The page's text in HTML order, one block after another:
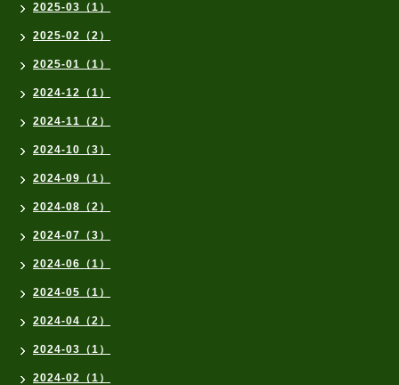
2025-03（1）
2025-02（2）
2025-01（1）
2024-12（1）
2024-11（2）
2024-10（3）
2024-09（1）
2024-08（2）
2024-07（3）
2024-06（1）
2024-05（1）
2024-04（2）
2024-03（1）
2024-02（1）